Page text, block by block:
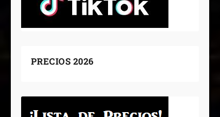
PRECIOS 2026